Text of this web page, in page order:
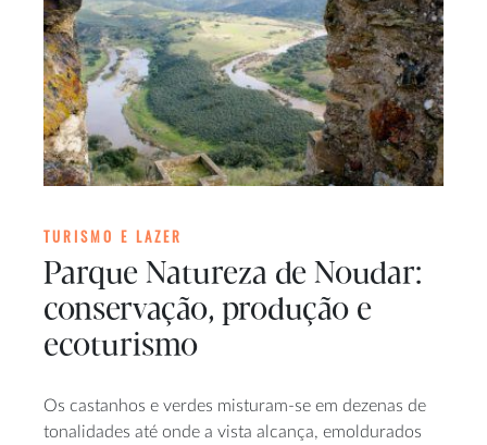
TURISMO E LAZER
Parque Natureza de Noudar:
conservação, produção e
ecoturismo
Os castanhos e verdes misturam-se em dezenas de
tonalidades até onde a vista alcança, emoldurados